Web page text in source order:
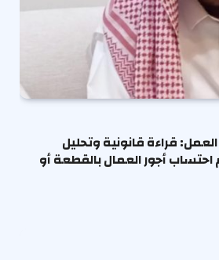
نظام العمل: قراءة قانونية وتحليل
أجور العمال بالقطعة أو